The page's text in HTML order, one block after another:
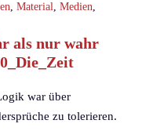
, Material, Medien,
als nur wahr
war über
zu tolerieren.